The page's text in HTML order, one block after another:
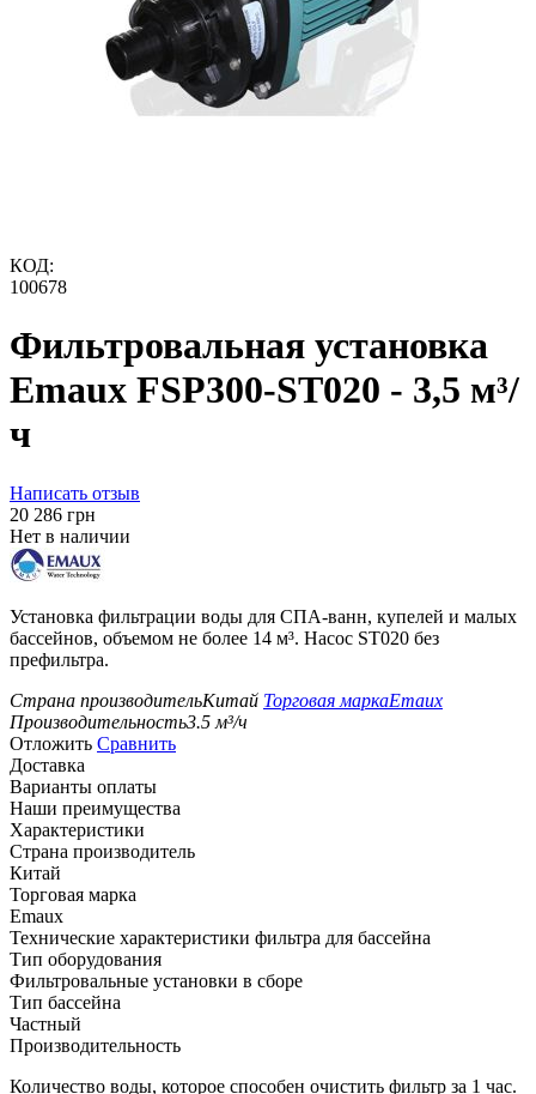
КОД:
100678
Фильтровальная установка
Emaux FSP300-ST020 - 3,5 м³/
ч
Написать отзыв
‍20 286‍ грн
Нет в наличии
Установка фильтрации воды для СПА-ванн, купелей и малых
бассейнов, объемом не более 14 м³. Насос ST020 без
префильтра.
Страна производительКитай Торговая маркаEmaux
Производительность3.5 м³/ч
Отложить Сравнить
Доставка
Варианты оплаты
Наши преимущества
Характеристики
Страна производитель
Китай
Торговая марка
Emaux
Технические характеристики фильтра для бассейна
Тип оборудования
Фильтровальные установки в сборе
Тип бассейна
Частный
Производительность
Количество воды, которое способен очистить фильтр за 1 час.